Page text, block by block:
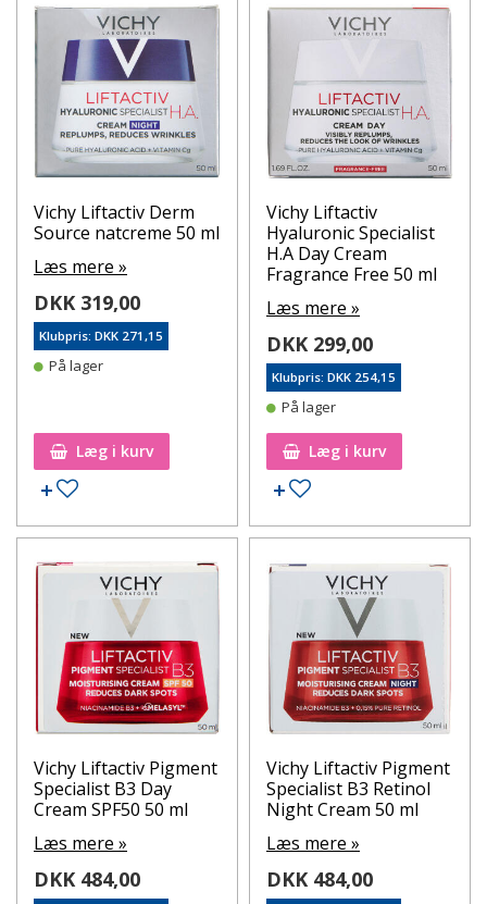
Vichy Liftactiv Derm
Source natcreme 50 ml
Læs mere »
DKK 319,00
Klubpris: DKK 271,15
På lager
Læg i kurv
Tilføj til ønskeseddel
Vichy Liftactiv
Hyaluronic Specialist
H.A Day Cream
Fragrance Free 50 ml
Læs mere »
DKK 299,00
Klubpris: DKK 254,15
På lager
Læg i kurv
Tilføj til ønskeseddel
Vichy Liftactiv Pigment
Specialist B3 Day
Cream SPF50 50 ml
Læs mere »
DKK 484,00
Vichy Liftactiv Pigment
Specialist B3 Retinol
Night Cream 50 ml
Læs mere »
DKK 484,00